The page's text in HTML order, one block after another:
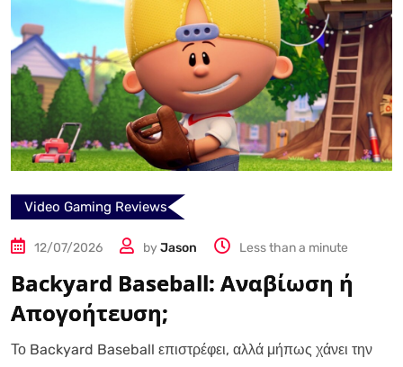
Video Gaming Reviews
12/07/2026 by Jason Less than a minute
Backyard Baseball: Αναβίωση ή
Απογοήτευση;
Το Backyard Baseball επιστρέφει, αλλά μήπως χάνει την